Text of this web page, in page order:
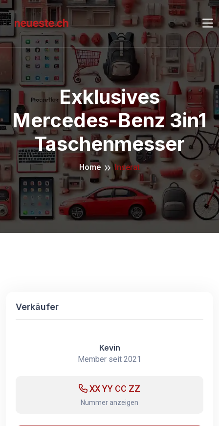
Exklusives
Mercedes-Benz 3in1
Taschenmesser
Home Inserat
Verkäufer
Kevin
Member seit 2021
XX YY CC ZZ
Nummer anzeigen